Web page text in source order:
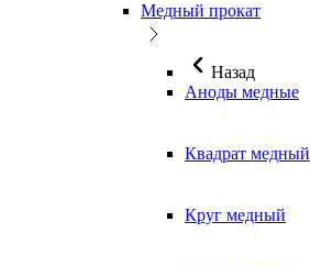
Медный прокат
Назад
Аноды медные
Квадрат медный
Круг медный